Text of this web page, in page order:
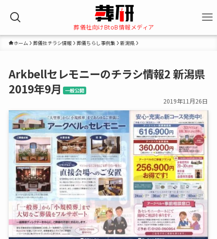
葬儀社向けBtoB情報メディア
ホーム 葬儀社チラシ情報 葬儀ちらし事例集 新潟県
Arkbellセレモニーのチラシ情報2 新潟県
2019年9月
一般公開
2019年11月26日